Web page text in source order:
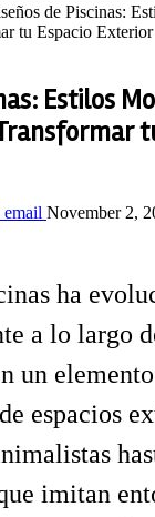
de Piscinas:
tu Espacio Exterior
Estilos
email November 2,
ha
a lo largo
un
espacios
imitan